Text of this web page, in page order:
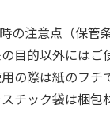
の注意点（保管
目的以外にはご
の際は紙のフチ
チック袋は梱包